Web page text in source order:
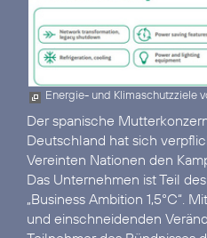
Energie- und Klimaschutzziele
Der spanische
Deutschland hat sich
Vereinten Nationen den
Das Unternehmen ist Teil
„Business Ambition 1,5°C“.
und einschneidenden